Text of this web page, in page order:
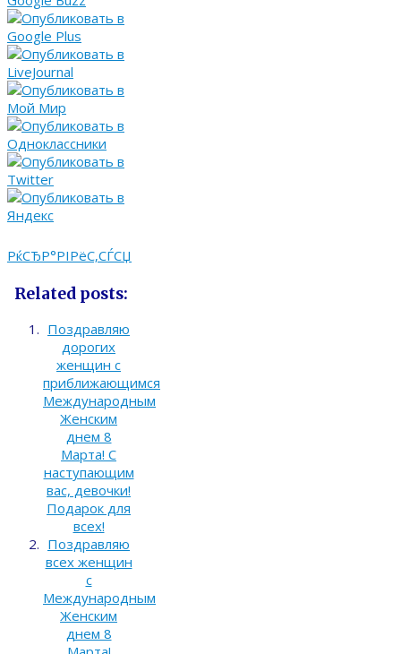
РќСЂР°РІРёС‚СЃСЏ
Related posts:
Поздравляю
дорогих
женщин с
приближающимся
Международным
Женским
днем 8
Марта! С
наступающим
вас, девочки!
Подарок для
всех!
Поздравляю
всех женщин
с
Международным
Женским
днем 8